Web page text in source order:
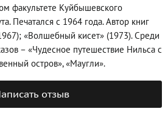
факультете Куйбышевского
Печатался с 1964 года. Автор книг
«Волшебный кисет» (1973). Среди
– «Чудесное путешествие Нильса с
остров», «Маугли».
отзыв